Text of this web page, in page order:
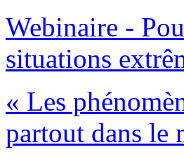
Webinaire -
situations
« Les
partout dans le